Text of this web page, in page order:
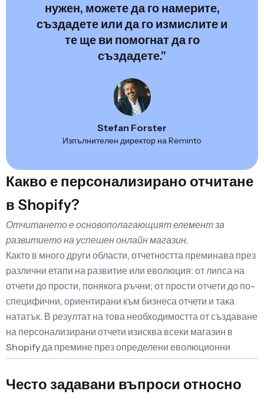
нужен, можете да го намерите,
създадете или да го измислите и
те ще ви помогнат да го
създадете."
Stefan Forster
Изпълнителен директор на Reminto
Какво е персонализирано отчитане
в Shopify?
Отчитането е основополагающият елемент за
развитието на успешен онлайн магазин.
Както в много други области, отчетността преминава през
различни етапи на развитие или еволюция: от липса на
отчети до прости, понякога ръчни; от прости отчети до по-
специфични, ориентирани към бизнеса отчети и така
нататък. В резултат на това необходимостта от създаване
на персонализирани отчети изисква всеки магазин в
Shopify да премине през определени еволюционни
етапи.
По принцип, нуждата от персонализирани отчети в
Често задавани въпроси относно